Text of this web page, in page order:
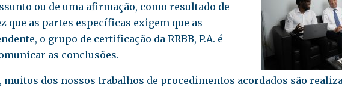
ou de uma afirmação, como resultado de
que as partes específicas exigem que as
o grupo de certificação da RRBB, P.A. é
as conclusões.
muitos dos nossos trabalhos de procedimentos acordados são